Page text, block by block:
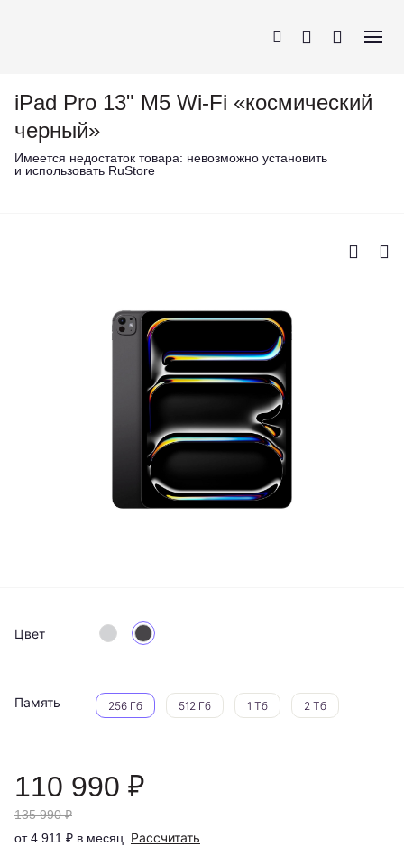
iPhone AirPods
iPad Pro 13" M5 Wi-Fi «космический
черный»
Имеется недостаток товара: невозможно установить
и использовать RuStore
Цвет
Память 256 Гб 512 Гб 1 Тб 2 Тб
110 990 ₽
135 990 ₽
от 4 911 ₽ в месяц Рассчитать